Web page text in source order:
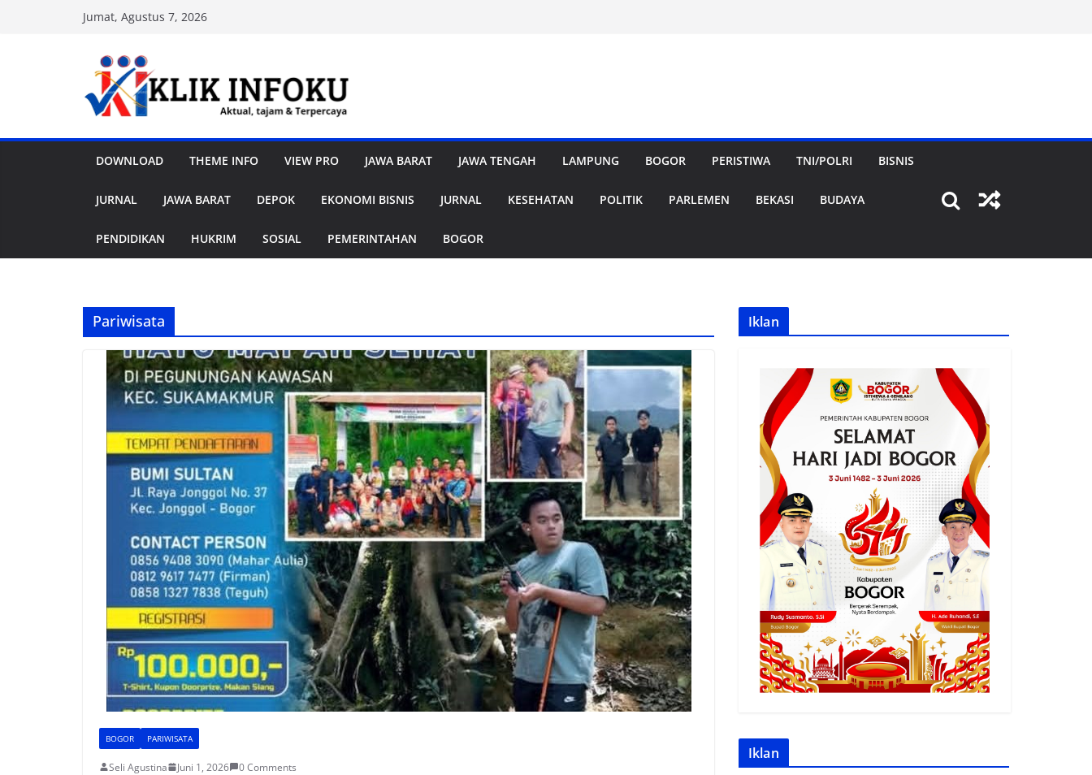
Jumat, Agustus 7, 2026
DOWNLOAD THEME INFO VIEW PRO JAWA BARAT JAWA TENGAH LAMPUNG BOGOR PERISTIWA TNI/POLRI BISNIS
JURNAL JAWA BARAT DEPOK EKONOMI BISNIS JURNAL KESEHATAN POLITIK PARLEMEN BEKASI BUDAYA
PENDIDIKAN HUKRIM SOSIAL PEMERINTAHAN BOGOR
Pariwisata
BOGOR PARIWISATA
Seli Agustina Juni 1, 2026 0 Comments
Iklan
Iklan